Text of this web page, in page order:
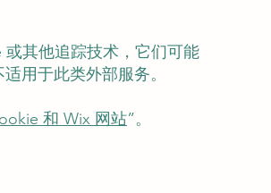
其他追踪技术，它们可能
用于此类外部服务。
和 Wix 网站”。